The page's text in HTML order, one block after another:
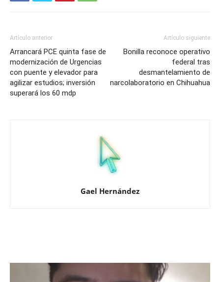
Artículo anterior
Arrancará PCE quinta fase de
modernización de Urgencias
con puente y elevador para
agilizar estudios; inversión
superará los 60 mdp
Artículo siguiente
Bonilla reconoce operativo
federal tras
desmantelamiento de
narcolaboratorio en Chihuahua
Gael Hernández